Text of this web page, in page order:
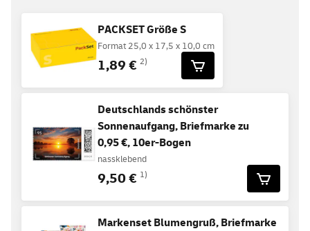
PACKSET Größe S
Format 25,0 x 17,5 x 10,0 cm
1,89 € 2)
Deutschlands schönster
Sonnenaufgang, Briefmarke zu
0,95 €, 10er-Bogen
nassklebend
9,50 € 1)
Markenset Blumengruß, Briefmarke